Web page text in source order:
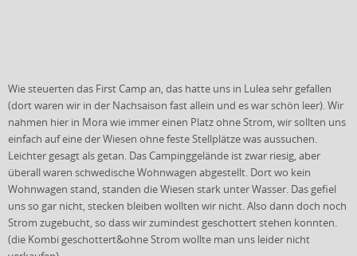
Wie steuerten das First Camp an, das hatte uns in Lulea sehr gefallen
(dort waren wir in der Nachsaison fast allein und es war schön leer). Wir
nahmen hier in Mora wie immer einen Platz ohne Strom, wir sollten uns
einfach auf eine der Wiesen ohne feste Stellplätze was aussuchen.
Leichter gesagt als getan. Das Campinggelände ist zwar riesig, aber
überall waren schwedische Wohnwagen abgestellt. Dort wo kein
Wohnwagen stand, standen die Wiesen stark unter Wasser. Das gefiel
uns so gar nicht, stecken bleiben wollten wir nicht. Also dann doch noch
Strom zugebucht, so dass wir zumindest geschottert stehen konnten.
(die Kombi geschottert&ohne Strom wollte man uns leider nicht